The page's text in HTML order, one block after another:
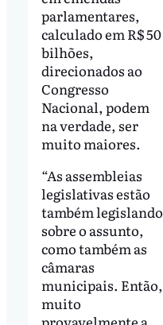
parlamentares,
calculado em R$ 50
bilhões,
direcionados ao
Congresso
Nacional, podem
na verdade, ser
muito maiores.
“As assembleias
legislativas estão
também legislando
sobre o assunto,
como também as
câmaras
municipais. Então,
muito